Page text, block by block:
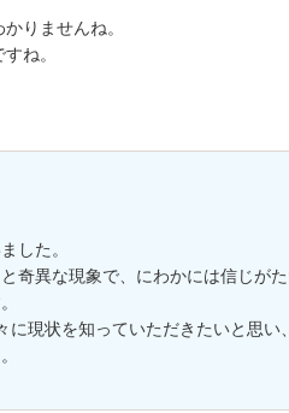
りませんね。
ね。
した。
奇異な現象で、にわかには信じが
に現状を知っていただきたいと思い